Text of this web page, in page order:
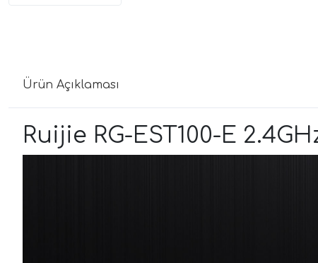
Ürün Açıklaması
Ruijie RG-EST100-E